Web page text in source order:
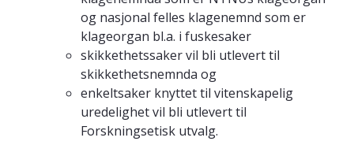
og nasjonal felles klagenemnd som er
klageorgan bl.a. i fuskesaker
skikkethetssaker vil bli utlevert til
skikkethetsnemnda og
enkeltsaker knyttet til vitenskapelig
uredelighet vil bli utlevert til
Forskningsetisk utvalg.